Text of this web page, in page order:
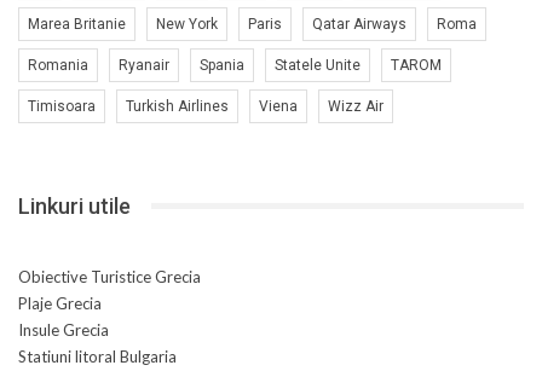
Marea Britanie New York Paris Qatar Airways Roma
Romania Ryanair Spania Statele Unite TAROM
Timisoara Turkish Airlines Viena Wizz Air
Linkuri utile
Obiective Turistice Grecia
Plaje Grecia
Insule Grecia
Statiuni litoral Bulgaria